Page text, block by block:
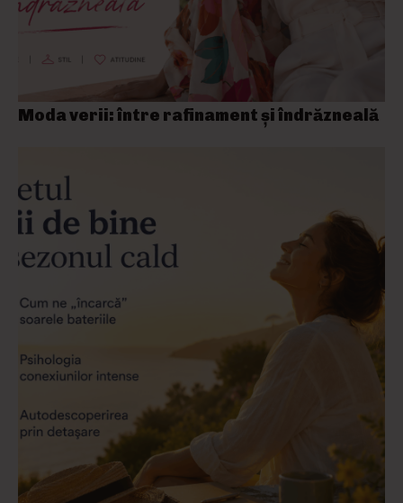
Moda verii: între rafinament și îndrăzneală